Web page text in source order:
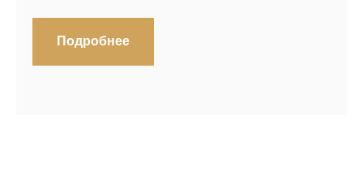
Подробнее